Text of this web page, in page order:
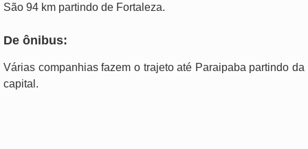
São 94 km partindo de Fortaleza.
De ônibus:
Várias companhias fazem o trajeto até Paraipaba partindo da
capital.